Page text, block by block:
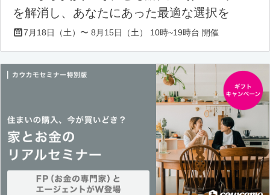
を解消し、あなたにあった最適な選択を
7月18日（土）〜 8月15日（土） 10時~19時台 開催